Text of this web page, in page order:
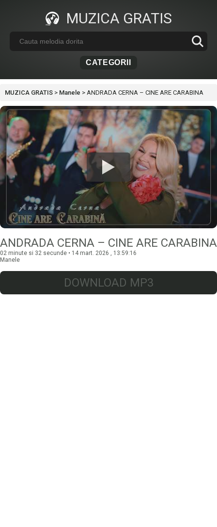
MUZICA GRATIS
CATEGORII
MUZICA GRATIS > Manele > ANDRADA CERNA – CINE ARE CARABINA
ANDRADA CERNA – CINE ARE CARABINA
02 minute si 32 secunde • 14 mart. 2026 , 13:59:16
Manele
DOWNLOAD MP3